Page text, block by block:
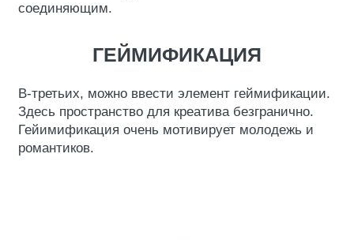
соединяющим.
ГЕЙМИФИКАЦИЯ
В-третьих, можно ввести элемент геймификации.
Здесь пространство для креатива безгранично.
Гейимификация очень мотивирует молодежь и
романтиков.